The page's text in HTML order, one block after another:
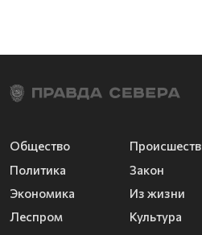
Общество
Политика
Экономика
Леспром
Закон
Из жизни
Культура